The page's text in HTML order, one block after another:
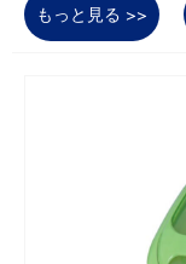
もっと見る >>